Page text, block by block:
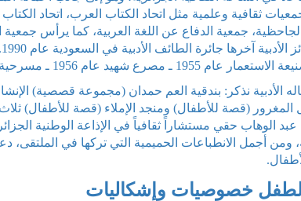
ثقافية وعلمية مثل اتحاد الكتاب العرب، اتحاد الكتاب
الجاحظية، جمعية الدفاع عن اللغة العربية، كما يرأس
الأدبية نذكر: بندقية العم حمدان (مجموعة قصصية)
المغرور (قصة للأطفال) ومنجد الإملاء (قصة للأطفال)
الوهاب حقي مستشاراً ثقافياً في الإذاعة الوطنية
ومن أجمل الانطباعات الحميمية التي تركها في
خصوصيات وإشكاليات